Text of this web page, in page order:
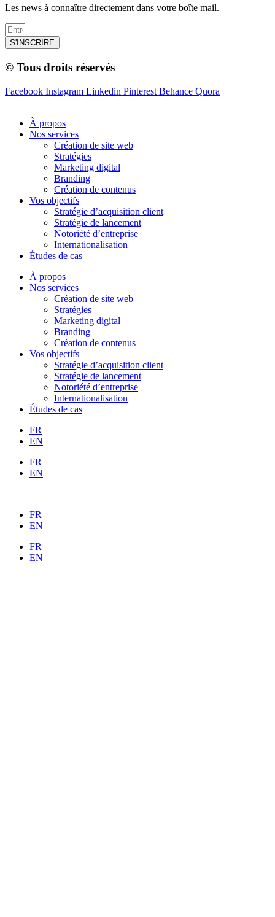
Les news à connaître directement dans votre boîte mail.
S'INSCRIRE
© Tous droits réservés
Facebook Instagram Linkedin Pinterest Behance Quora
À propos
Nos services
Création de site web
Stratégies
Marketing digital
Branding
Création de contenus
Vos objectifs
Stratégie d’acquisition client
Stratégie de lancement
Notoriété d’entreprise
Internationalisation
Études de cas
À propos
Nos services
Création de site web
Stratégies
Marketing digital
Branding
Création de contenus
Vos objectifs
Stratégie d’acquisition client
Stratégie de lancement
Notoriété d’entreprise
Internationalisation
Études de cas
FR
EN
FR
EN
FR
EN
FR
EN